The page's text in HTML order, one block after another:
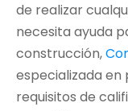
de realizar
necesita ayuda
construcción,
especializada en
requisitos de